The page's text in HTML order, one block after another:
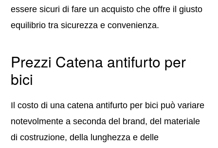
essere sicuri di fare un acquisto che offre il giusto
equilibrio tra sicurezza e convenienza.
Prezzi Catena antifurto per
bici
Il costo di una catena antifurto per bici può variare
notevolmente a seconda del brand, del materiale
di costruzione, della lunghezza e delle